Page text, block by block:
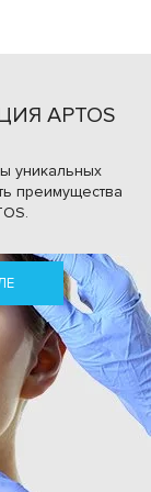
APTOS
уникальных
преимущества